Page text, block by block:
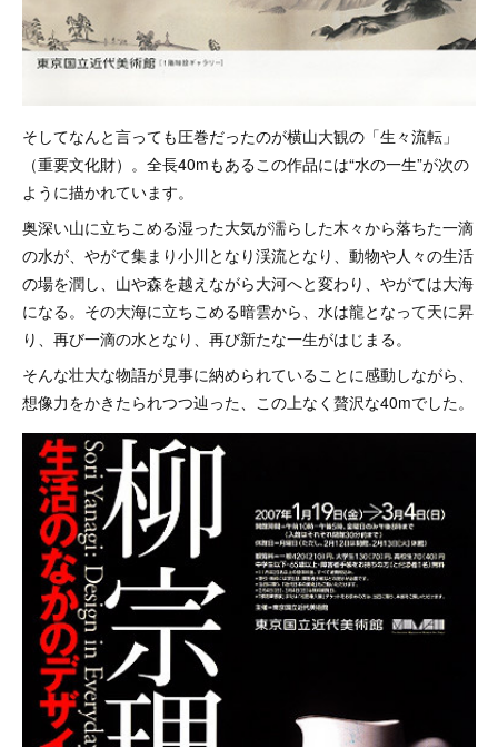
そしてなんと言っても圧巻だったのが横山大観の「生々流転」
（重要文化財）。全長40mもあるこの作品には“水の一生”が次の
ように描かれています。
奥深い山に立ちこめる湿った大気が濡らした木々から落ちた一滴
の水が、やがて集まり小川となり渓流となり、動物や人々の生活
の場を潤し、山や森を越えながら大河へと変わり、やがては大海
になる。その大海に立ちこめる暗雲から、水は龍となって天に昇
り、再び一滴の水となり、再び新たな一生がはじまる。
そんな壮大な物語が見事に納められていることに感動しながら、
想像力をかきたられつつ辿った、この上なく贅沢な40mでした。